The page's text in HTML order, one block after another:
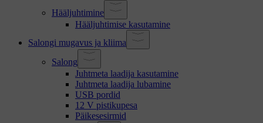
Hääljuhtimine
Hääljuhtimise kasutamine
Salongi mugavus ja kliima
Salong
Juhtmeta laadija kasutamine
Juhtmeta laadija lubamine
USB pordid
12 V pistikupesa
Päikesesirmid